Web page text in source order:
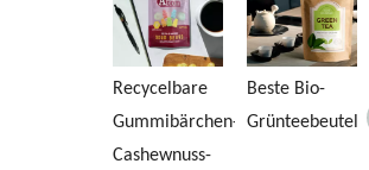
Recycelbare
Gummibärchen-
Cashewnuss-
Beste Bio-
Grünteebeutel